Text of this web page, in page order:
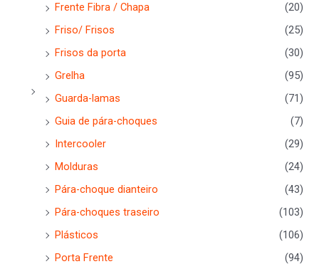
Frente Fibra / Chapa
(20)
Friso/ Frisos
(25)
Frisos da porta
(30)
Grelha
(95)
Guarda-lamas
(71)
Guia de pára-choques
(7)
Intercooler
(29)
Molduras
(24)
Pára-choque dianteiro
(43)
Pára-choques traseiro
(103)
Plásticos
(106)
Porta Frente
(94)